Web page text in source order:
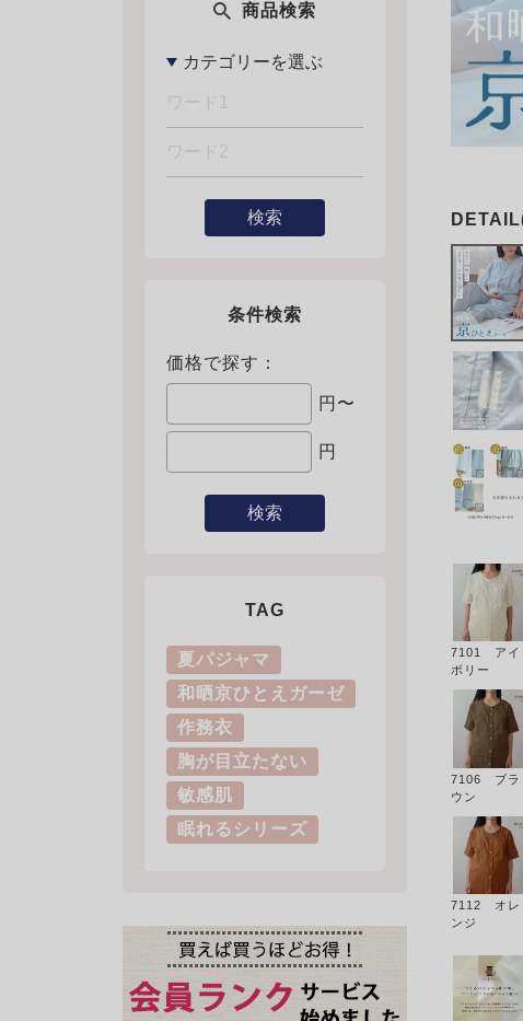
商品検索
検索
条件検索
価格で探す：
円〜
円
検索
TAG
夏パジャマ
和晒京ひとえガーゼ
作務衣
胸が目立たない
敏感肌
眠れるシリーズ
7101 アイ
ボリー
7106 ブラ
ウン
7112 オレ
ンジ